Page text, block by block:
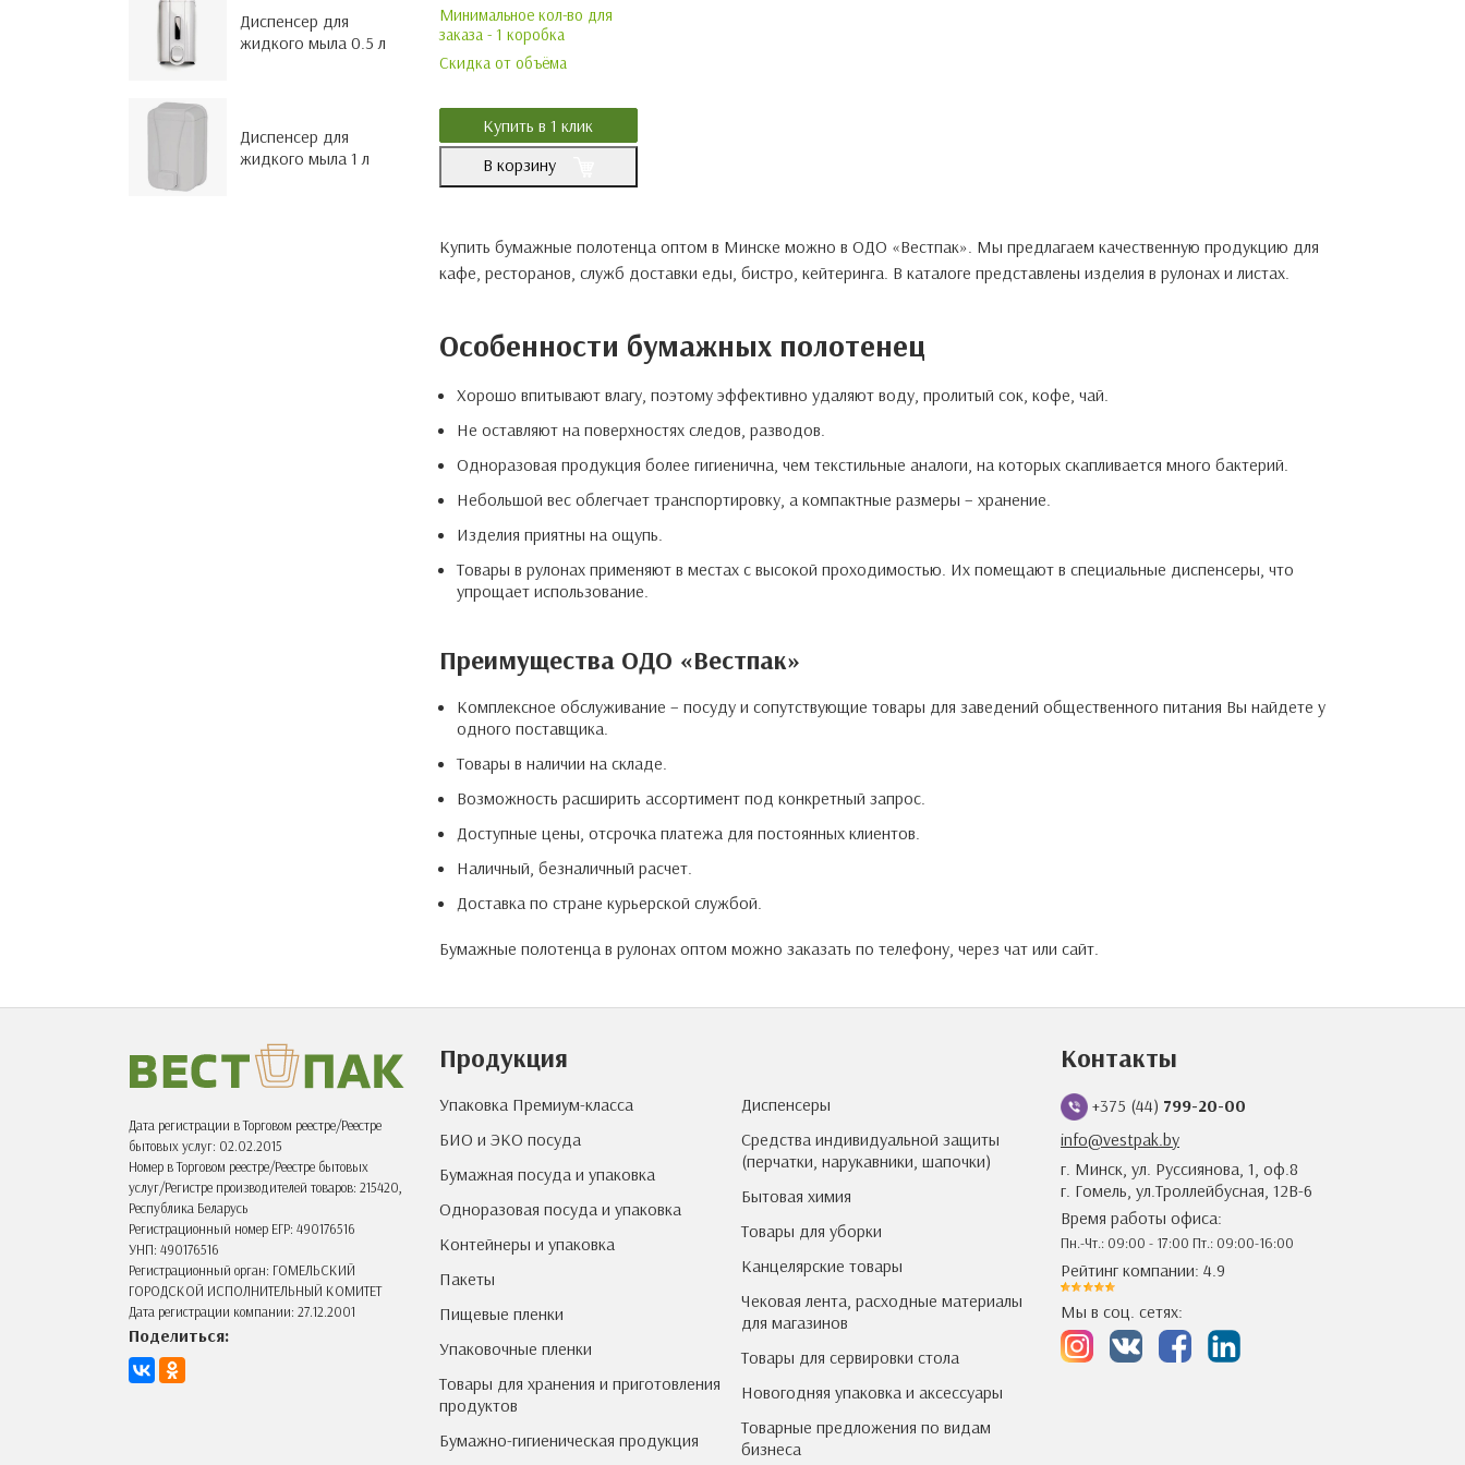
Одноразовая посуда и
принадлежности для
Одноразовая посуда и
упаковка для доставки еды
Одноразовая посуда и
упаковка для летнего кафе,
Диспенсер для
жидкого мыла 0.5 л
Диспенсер для
жидкого мыла 1 л
Купить бумажные полотенца оптом в Минске можно в ОДО «Вестпак». Мы предлагаем качественную продукцию для
кафе, ресторанов, служб доставки еды, бистро, кейтеринга. В каталоге представлены изделия в рулонах и листах.
Особенности бумажных полотенец
Хорошо впитывают влагу, поэтому эффективно удаляют воду, пролитый сок, кофе, чай.
Не оставляют на поверхностях следов, разводов.
Одноразовая продукция более гигиенична, чем текстильные аналоги, на которых скапливается много бактерий.
Небольшой вес облегчает транспортировку, а компактные размеры – хранение.
Изделия приятны на ощупь.
Товары в рулонах применяют в местах с высокой проходимостью. Их помещают в специальные диспенсеры, что
упрощает использование.
Преимущества ОДО «Вестпак»
Комплексное обслуживание – посуду и сопутствующие товары для заведений общественного питания Вы найдете у
одного поставщика.
Товары в наличии на складе.
Возможность расширить ассортимент под конкретный запрос.
Доступные цены, отсрочка платежа для постоянных клиентов.
Наличный, безналичный расчет.
Доставка по стране курьерской службой.
Бумажные полотенца в рулонах оптом можно заказать по телефону, через чат или сайт.
Минимальное кол-во для
заказа - 1 коробка
Скидка от объёма
Купить в 1 клик
В корзину
Дата регистрации в Торговом реестре/Реестре
бытовых услуг: 02.02.2015
Номер в Торговом реестре/Реестре бытовых
услуг/Регистре производителей товаров: 215420,
Республика Беларусь
Регистрационный номер ЕГР: 490176516
УНП: 490176516
Регистрационный орган: ГОМЕЛЬСКИЙ
ГОРОДСКОЙ ИСПОЛНИТЕЛЬНЫЙ КОМИТЕТ
Дата регистрации компании: 27.12.2001
Поделиться:
Продукция
Упаковка Премиум-класса
БИО и ЭКО посуда
Бумажная посуда и упаковка
Одноразовая посуда и упаковка
Контейнеры и упаковка
Пакеты
Пищевые пленки
Упаковочные пленки
Товары для хранения и приготовления
продуктов
Бумажно-гигиеническая продукция
Диспенсеры
Средства индивидуальной защиты
(перчатки, нарукавники, шапочки)
Бытовая химия
Товары для уборки
Канцелярские товары
Чековая лента, расходные материалы
для магазинов
Товары для сервировки стола
Новогодняя упаковка и аксессуары
Товарные предложения по видам
бизнеса
Контакты
+375 (44) 799-20-00
info@vestpak.by
г. Минск, ул. Руссиянова, 1, оф.8
г. Гомель, ул.Троллейбусная, 12В-6
Время работы офиса:
Пн.-Чт.: 09:00 - 17:00 Пт.: 09:00-16:00
Рейтинг компании: 4.9
Мы в соц. сетях: